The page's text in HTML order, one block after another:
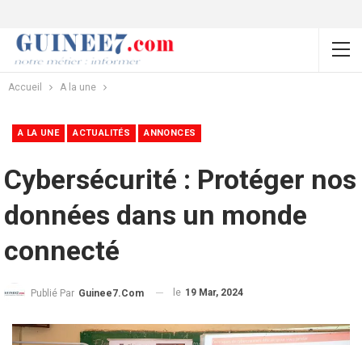
Accueil A la une
A LA UNE ACTUALITÉS ANNONCES
Cybersécurité : Protéger nos
données dans un monde
connecté
Publié Par Guinee7.com le 19 Mar, 2024